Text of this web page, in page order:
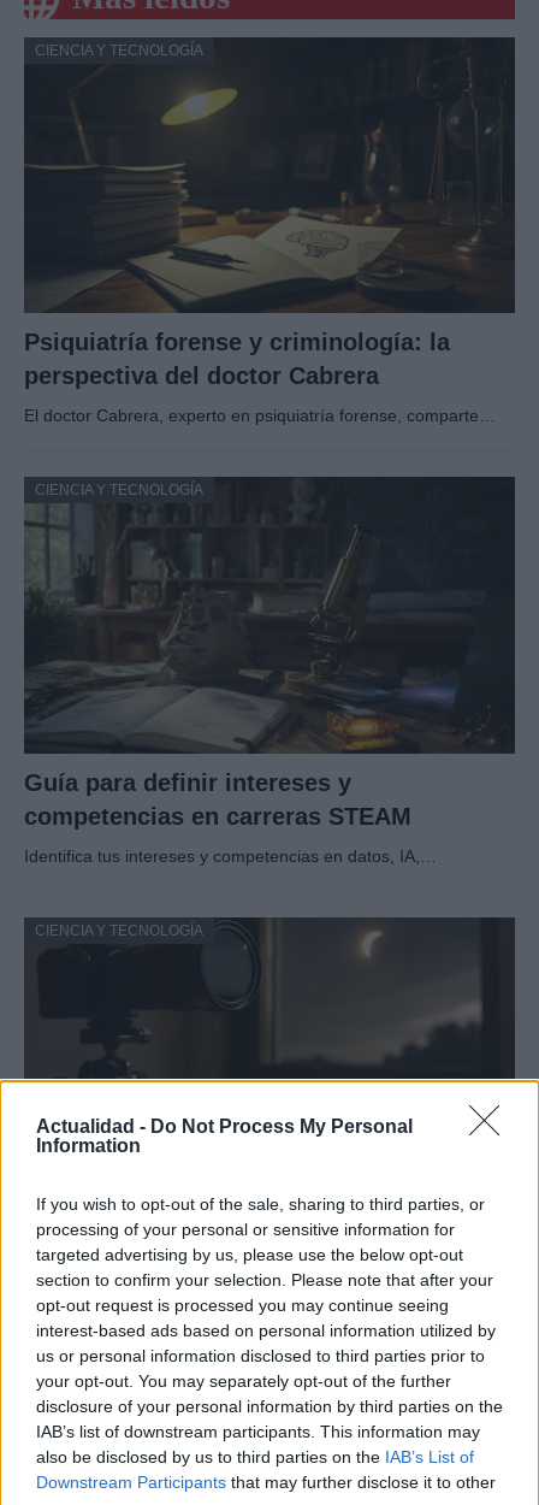
Actualidad - Do Not Process My Personal
Information
If you wish to opt-out of the sale, sharing to third parties, or
processing of your personal or sensitive information for
targeted advertising by us, please use the below opt-out
section to confirm your selection. Please note that after your
opt-out request is processed you may continue seeing
interest-based ads based on personal information utilized by
us or personal information disclosed to third parties prior to
your opt-out. You may separately opt-out of the further
disclosure of your personal information by third parties on the
IAB’s list of downstream participants. This information may
also be disclosed by us to third parties on the IAB’s List of
Downstream Participants that may further disclose it to other
CIENCIA Y TECNOLOGÍA
Psiquiatría forense y criminología: la
perspectiva del doctor Cabrera
El doctor Cabrera, experto en psiquiatría forense, comparte…
CIENCIA Y TECNOLOGÍA
Guía para definir intereses y
competencias en carreras STEAM
Identifica tus intereses y competencias en datos, IA,…
CIENCIA Y TECNOLOGÍA
Protocolos de seguridad ocular y
consejos para fotografiar eclipses solares
Un eclipse solar es un espectáculo natural que…
CIENCIA Y TECNOLOGÍA